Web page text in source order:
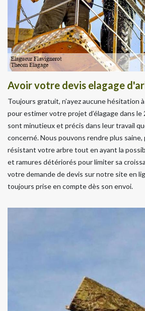
Avoir votre devis elagage
Toujours gratuit, n’ayez aucune hésitation
pour estimer votre projet d’élagage dans le
sont minutieux et précis dans leur travail
concerné. Nous pouvons rendre plus
résistant votre arbre tout en ayant la
et ramures détériorés pour limiter sa
votre demande de devis sur notre site en
toujours prise en compte dès son envoi.